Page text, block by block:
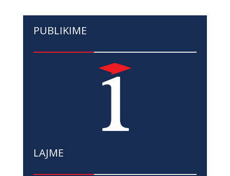
PUBLIKIME
LAJME